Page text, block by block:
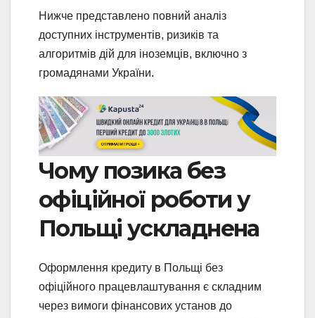
Нижче представлено повний аналіз
доступних інструментів, ризиків та
алгоритмів дій для іноземців, включно з
громадянами України.
Чому позика без
офіційної роботи у
Польщі ускладнена
Оформлення кредиту в Польщі без
офіційного працевлаштування є складним
через вимоги фінансових установ до